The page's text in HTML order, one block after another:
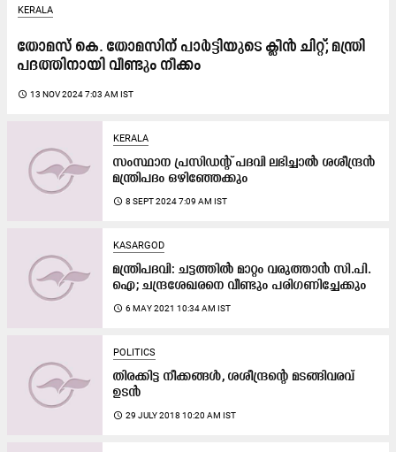
KERALA
തോമസ്​ കെ. തോമസിന്​ പാർട്ടിയുടെ ക്ലീൻ ചിറ്റ്​; മന്ത്രി
പദത്തിനായി വീണ്ടും നീക്കം
access_time 13 NOV 2024 7:03 AM IST
KERALA
സംസ്ഥാന പ്രസിഡന്‍റ്​ പദവി ലഭിച്ചാൽ ശശീന്ദ്രൻ
മന്ത്രിപദം ഒഴിഞ്ഞേക്കും
access_time 8 SEPT 2024 7:09 AM IST
KASARGOD
മന്ത്രിപദവി: ചട്ടത്തിൽ മാറ്റം വരുത്താൻ സി.പി.​
െഎ; ചന്ദ്രശേഖരനെ വീണ്ടും പരിഗണിച്ചേക്കും
access_time 6 MAY 2021 10:34 AM IST
POLITICS
തിരക്കിട്ട നീക്കങ്ങൾ, ശശീന്ദ്രന്‍റെ മടങ്ങിവരവ്​
ഉടൻ
access_time 29 JULY 2018 10:20 AM IST